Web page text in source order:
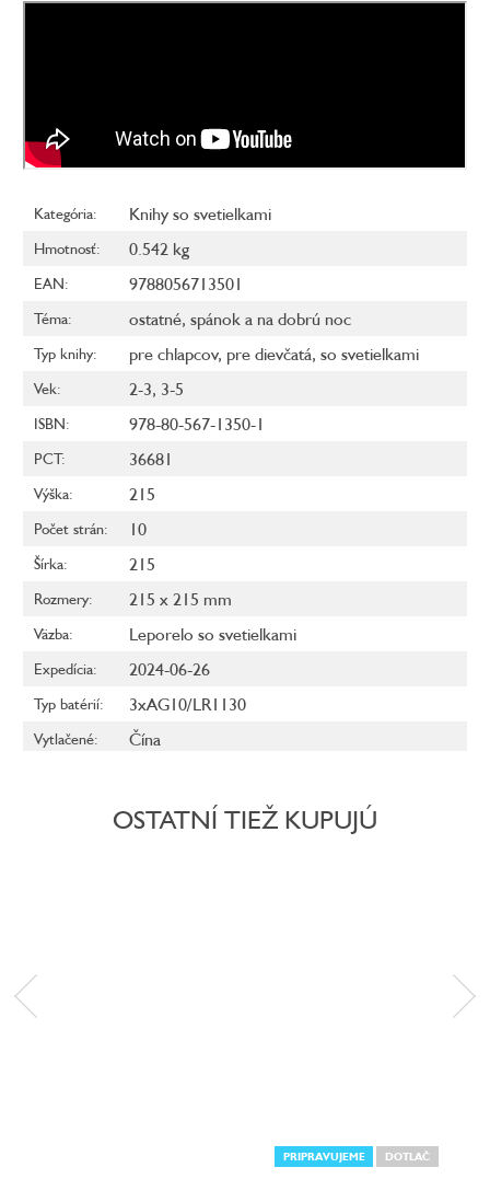
Kategória: Knihy so svetielkami
Hmotnosť: 0.542 kg
EAN: 9788056713501
Téma: ostatné, spánok a na dobrú noc
Typ knihy: pre chlapcov, pre dievčatá, so svetielkami
Vek: 2-3, 3-5
ISBN: 978-80-567-1350-1
PCT: 36681
Výška: 215
Počet strán: 10
Šírka: 215
Rozmery: 215 x 215 mm
Väzba: Leporelo so svetielkami
Expedícia: 2024-06-26
Typ batérií: 3xAG10/LR1130
Vytlačené: Čína
OSTATNÍ TIEŽ KUPUJÚ
PRIPRAVUJEME DOTLAČ